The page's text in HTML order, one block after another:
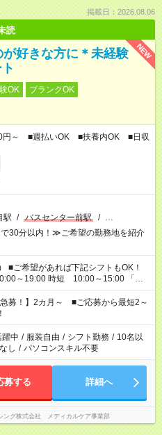
掲載日：2026.08.06
読
NEW
が好きな方に＊未経験
OK
ブランクOK
円～ ■週払いOK ■扶養内OK ■日収
駅 / バスセンター前駅 / …
30分以内！≫ご希望の勤務地を紹介
～19:00 時短 10:00～15:00 「家
余裕を持って夕飯の準備がしたい」
い」 など、ご希望を教えてください
務時間。 合計で週40時間を超える場
急募！】2カ月～ ■ご応募から最短2～
中 / 服装自由 / シフト勤務 / 10名以
し / パソコンスキル不要
募する 詳細へ
ング株式会社 メディカルケア事業部